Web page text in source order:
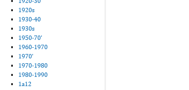
1920s
1930-40
1930s
1950-70'
1960-1970
1970'
1970-1980
1980-1990
1a12